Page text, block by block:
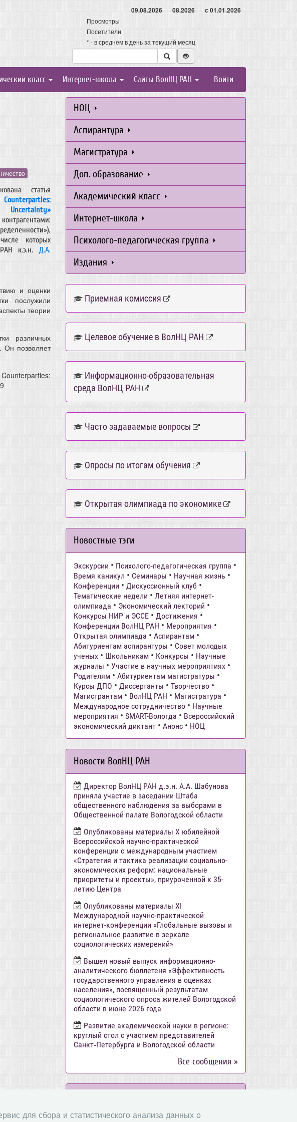
09.08.2026 08.2026 с 01.01.2026
Просмотры
Посетители
* - в среднем в день за текущий месяц
класс Интернет-школа Сайты ВолНЦ РАН Войти
статья
которых
к.э.н. Д.А.
и оценки
послужили
теории
различных
Он позволяет
НОЦ
Аспирантура
Магистратура
Доп. образование
Академический класс
Интернет-школа
Психолого-педагогическая группа
Издания
Приемная комиссия
Целевое обучение в ВолНЦ РАН
Информационно-образовательная
среда ВолНЦ РАН
Часто задаваемые вопросы
Опросы по итогам обучения
Открытая олимпиада по экономике
Новостные тэги
Экскурсии • Психолого-педагогическая группа •
Время каникул • Семинары • Научная жизнь •
Конференции • Дискуссионный клуб •
Тематические недели • Летняя интернет-
олимпиада • Экономический лекторий •
Конкурсы НИР и ЭССЕ • Достижения •
Конференции ВолНЦ РАН • Мероприятия •
Открытая олимпиада • Аспирантам •
Абитуриентам аспирантуры • Совет молодых
ученых • Школьникам • Конкурсы • Научные
журналы • Участие в научных мероприятиях •
Родителям • Абитуриентам магистратуры •
Курсы ДПО • Диссертанты • Творчество •
Магистрантам • ВолНЦ РАН • Магистратура •
Международное сотрудничество • Научные
мероприятия • SMART-Вологда • Всероссийский
экономический диктант • Анонс • НОЦ
Новости ВолНЦ РАН
Директор ВолНЦ РАН д.э.н. А.А. Шабунова
приняла участие в заседании Штаба
общественного наблюдения за выборами в
Общественной палате Вологодской области
Опубликованы материалы X юбилейной
Всероссийской научно-практической
конференции с международным участием
«Стратегия и тактика реализации социально-
экономических реформ: национальные
приоритеты и проекты», приуроченной к 35-
летию Центра
Опубликованы материалы XI
Международной научно-практической
интернет-конференции «Глобальные вызовы и
региональное развитие в зеркале
социологических измерений»
Вышел новый выпуск информационно-
аналитического бюллетеня «Эффективность
государственного управления в оценках
населения», посвященный результатам
социологического опроса жителей Вологодской
области в июне 2026 года
Развитие академической науки в регионе:
круглый стол с участием представителей
Санкт‑Петербурга и Вологодской области
Все сообщения »
для сбора и статистического анализа данных о